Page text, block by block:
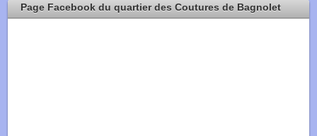
Page Facebook du quartier des Coutures de Bagnolet